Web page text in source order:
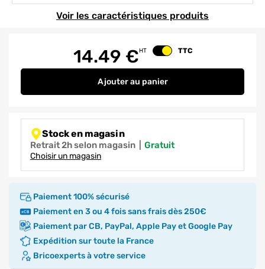
HT Changer le prix
TTC
14.49 €
Ajouterau panier
Vidage automatique avec trop
Stock en magasin
Retrait 2h selon magasin gratuit
Choisir un magasin
Paiement 100% sécurisé
Paiement en 3 ou 4 fois sans frais dès 250€
Paiement par CB, PayPal, Apple Pay et Google Pay
Expédition sur toute la France
Bricoexperts à votre service
Element 1 sur 1
Voir les caractéristiques produits